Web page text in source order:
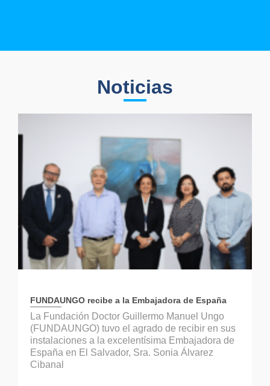
Noticias
FUNDAUNGO recibe a la Embajadora de España
La Fundación Doctor Guillermo Manuel Ungo
(FUNDAUNGO) tuvo el agrado de recibir en sus
instalaciones a la excelentísima Embajadora de
España en El Salvador, Sra. Sonia Álvarez
Cibanal